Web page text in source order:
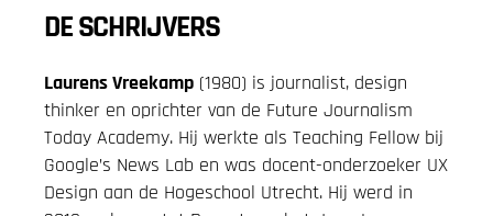
DE SCHRIJVERS
Laurens Vreekamp (1980) is journalist, design
thinker en oprichter van de Future Journalism
Today Academy. Hij werkte als Teaching Fellow bij
Google’s News Lab en was docent-onderzoeker UX
Design aan de Hogeschool Utrecht. Hij werd in